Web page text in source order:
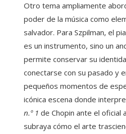
Otro tema ampliamente
poder de la música como
salvador. Para Szpilman, el
es un instrumento, sino un
permite conservar su
conectarse con su pasado y
pequeños momentos de
icónica escena donde
n.º 1 de Chopin ante el oficial
subraya cómo el arte